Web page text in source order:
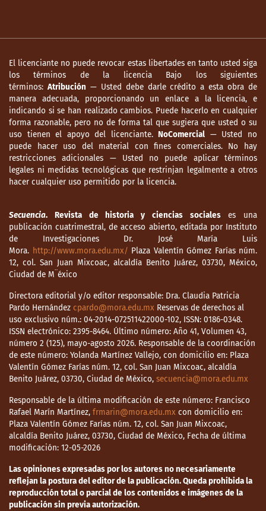
El licenciante no puede revocar estas libertades en tanto usted siga
los términos de la licencia Bajo los siguientes
términos: Atribución — Usted debe darle crédito a esta obra de
manera adecuada, proporcionando un enlace a la licencia, e
indicando si se han realizado cambios. Puede hacerlo en cualquier
forma razonable, pero no de forma tal que sugiera que usted o su
uso tienen el apoyo del licenciante.NoComercial — Usted no
puede hacer uso del material con fines comerciales. No hay
restricciones adicionales — Usted no puede aplicar términos
legales ni medidas tecnológicas que restrinjan legalmente a otros
hacer cualquier uso permitido por la licencia.
Secuencia. Revista de historia y ciencias socialeses una
publicación cuatrimestral, de acceso abierto, editada por Instituto
de Investigaciones Dr. José María Luis
Mora. http://www.mora.edu.mx/ Plaza Valentín Gómez Farías núm.
12, col. San Juan Mixcoac, alcaldía Benito Juárez, 03730, México,
Ciudad de M¨éxico
Directora editorial y/o editor responsable: Dra. Claudia Patricia
Pardo Hernández cpardo@mora.edu.mx Reservas de derechos al
uso exclusivo núm.: 04-2014-072511422000-102, ISSN: 0186-0348.
ISSN electrónico: 2395-8464. Último número: Año 41, Volumen 43,
número 2 (125), mayo-agosto 2026. Responsable de la coordinación
de este número: Yolanda Martínez Vallejo, con domicilio en: Plaza
Valentín Gómez Farías núm. 12, col. San Juan Mixcoac, alcaldía
Benito Juárez, 03730, Ciudad de México, secuencia@mora.edu.mx
Responsable de la última modificación de este número: Francisco
Rafael Marín Martínez, frmarin@mora.edu.mx con domicilio en:
Plaza Valentín Gómez Farías núm. 12, col. San Juan Mixcoac,
alcaldía Benito Juárez, 03730, Ciudad de México, Fecha de última
modificación: 12-05-2026
Las opiniones expresadas por los autores no necesariamente
reflejan la postura del editor de la publicación. Queda prohibida la
reproducción total o parcial de los contenidos e imágenes de la
publicación sin previa autorización.